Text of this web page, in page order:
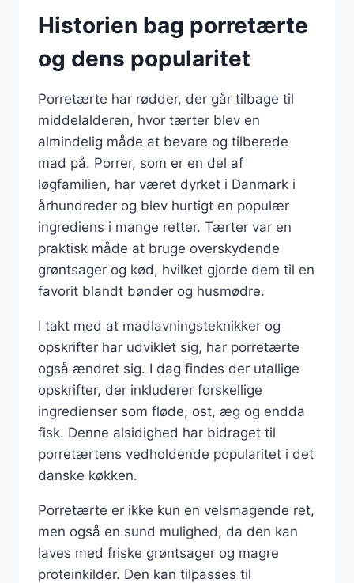
Historien bag porretærte
og dens popularitet
Porretærte har rødder, der går tilbage til
middelalderen, hvor tærter blev en
almindelig måde at bevare og tilberede
mad på. Porrer, som er en del af
løgfamilien, har været dyrket i Danmark i
århundreder og blev hurtigt en populær
ingrediens i mange retter. Tærter var en
praktisk måde at bruge overskydende
grøntsager og kød, hvilket gjorde dem til en
favorit blandt bønder og husmødre.
I takt med at madlavningsteknikker og
opskrifter har udviklet sig, har porretærte
også ændret sig. I dag findes der utallige
opskrifter, der inkluderer forskellige
ingredienser som fløde, ost, æg og endda
fisk. Denne alsidighed har bidraget til
porretærtens vedholdende popularitet i det
danske køkken.
Porretærte er ikke kun en velsmagende ret,
men også en sund mulighed, da den kan
laves med friske grøntsager og magre
proteinkilder. Den kan tilpasses til